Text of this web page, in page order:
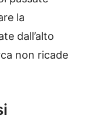
la
dall’alto
non ricade